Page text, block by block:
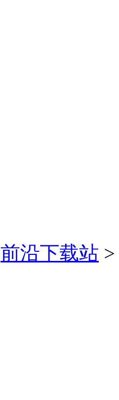
前沿下载站